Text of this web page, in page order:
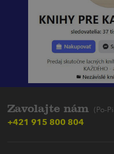
Zavolajte nám (Po-
+421 915 800 804